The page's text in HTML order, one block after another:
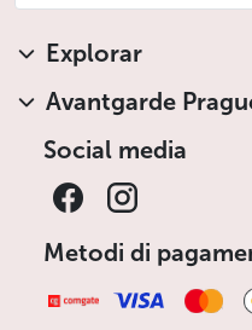
Explorar
Avantgarde
Social media
Metodi di